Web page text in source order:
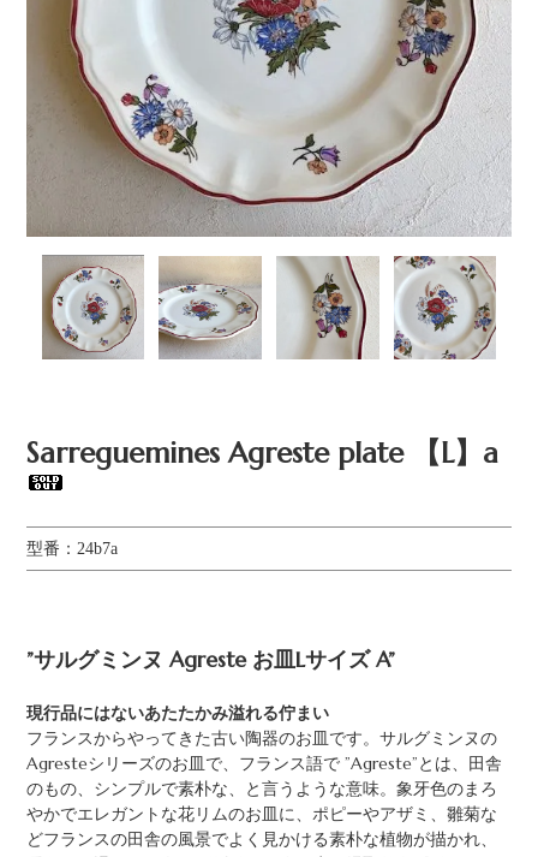
Sarreguemines Agreste plate 【L】a
型番：24b7a
”サルグミンヌ Agreste お皿Lサイズ A”
現行品にはないあたたかみ溢れる佇まい
フランスからやってきた古い陶器のお皿です。サルグミンヌの
Agresteシリーズのお皿で、フランス語で ”Agreste”とは、田舎
のもの、シンプルで素朴な、と言うような意味。象牙色のまろ
やかでエレガントな花リムのお皿に、ポピーやアザミ、雛菊な
どフランスの田舎の風景でよく見かける素朴な植物が描かれ、